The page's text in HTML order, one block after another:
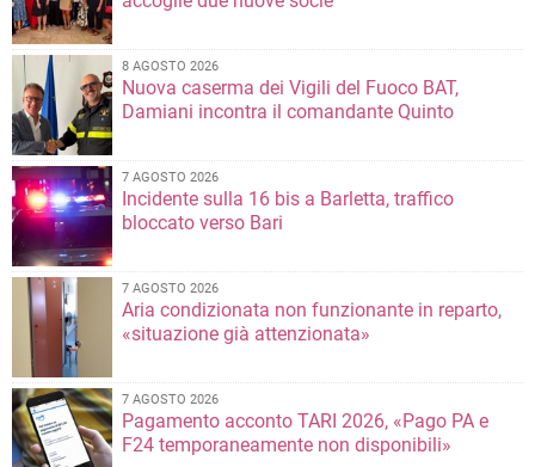
8 AGOSTO 2026
Nuova caserma dei Vigili del Fuoco BAT,
Damiani incontra il comandante Quinto
7 AGOSTO 2026
Incidente sulla 16 bis a Barletta, traffico
bloccato verso Bari
7 AGOSTO 2026
Aria condizionata non funzionante in reparto,
«situazione già attenzionata»
7 AGOSTO 2026
Pagamento acconto TARI 2026, «Pago PA e
F24 temporaneamente non disponibili»